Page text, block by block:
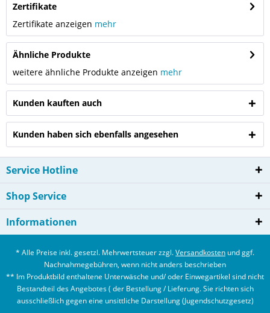
Zertifikate
Zertifikate anzeigen mehr
Ähnliche Produkte
weitere ähnliche Produkte anzeigen mehr
Kunden kauften auch
Kunden haben sich ebenfalls angesehen
Service Hotline
Shop Service
Informationen
* Alle Preise inkl. gesetzl. Mehrwertsteuer zzgl.Versandkosten und ggf.
Nachnahmegebühren, wenn nicht anders beschrieben
** Im Produktbild enthaltene Unterwäsche und/ oder Einwegartikel sind nicht
Bestandteil des Angebotes ( der Bestellung / Lieferung. Sie richten sich
ausschließlich gegen eine unsittliche Darstellung (Jugendschutzgesetz)